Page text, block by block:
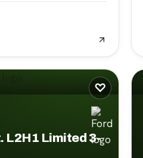
♡
L2H1 Limited 3-